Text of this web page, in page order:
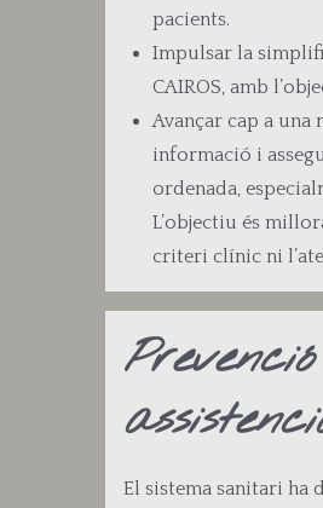
pacients.
Impulsar la
CAIROS, amb
Avançar cap a
informació i
ordenada,
L’objectiu és
criteri clínic ni
El sistema sanitari ha